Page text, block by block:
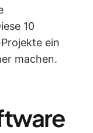
10
ein
machen.